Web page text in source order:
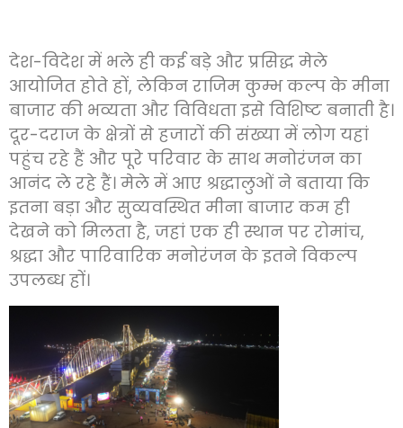
देश-विदेश में भले ही कई बड़े और प्रसिद्ध मेले
आयोजित होते हों, लेकिन राजिम कुम्भ कल्प के मीना
बाजार की भव्यता और विविधता इसे विशिष्ट बनाती है।
दूर-दराज के क्षेत्रों से हजारों की संख्या में लोग यहां
पहुंच रहे हैं और पूरे परिवार के साथ मनोरंजन का
आनंद ले रहे हैं। मेले में आए श्रद्धालुओं ने बताया कि
इतना बड़ा और सुव्यवस्थित मीना बाजार कम ही
देखने को मिलता है, जहां एक ही स्थान पर रोमांच,
श्रद्धा और पारिवारिक मनोरंजन के इतने विकल्प
उपलब्ध हों।